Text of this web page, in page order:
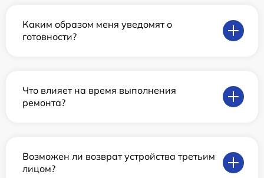
Каким образом меня уведомят о
готовности?
Что влияет на время выполнения
ремонта?
Возможен ли возврат устройства третьим
лицом?